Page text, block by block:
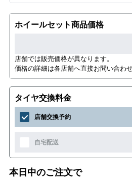
ホイールセット商品価格
店舗では販売価格が異なります。
価格の詳細は各店舗へ直接お問い合わせ
タイヤ交換料金
店舗交換予約
自宅配送
本日中のご注文で